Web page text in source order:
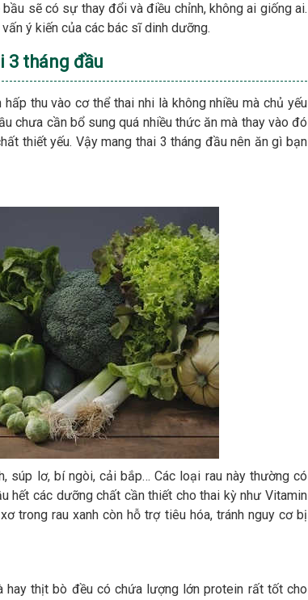
sẽ có sự thay đổi và điều chỉnh, không ai giống ai.
ý kiến của các bác sĩ dinh dưỡng.
3 tháng đầu
thu vào cơ thể thai nhi là không nhiều mà chủ yếu
chưa cần bổ sung quá nhiều thức ăn mà thay vào đó
thiết yếu. Vậy mang thai 3 tháng đầu nên ăn gì bạn
súp lơ, bí ngòi, cải bắp… Các loại rau này thường có
hết các dưỡng chất cần thiết cho thai kỳ như Vitamin
trong rau xanh còn hỗ trợ tiêu hóa, tránh nguy cơ bị
thịt bò đều có chứa lượng lớn protein rất tốt cho